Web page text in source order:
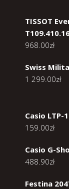
TISSOT
968.00zł
Swiss
1 299.00zł
Casio LTP-
159.00zł
Casio G-
488.90zł
Festina